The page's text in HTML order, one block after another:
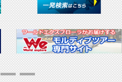
▶ 推奨販売・勧誘方針